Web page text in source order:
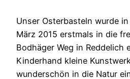
Unser Osterbasteln wurde
März 2015 erstmals in die
Bodhäger Weg in Reddelich
Kinderhand kleine
wunderschön in die Natur